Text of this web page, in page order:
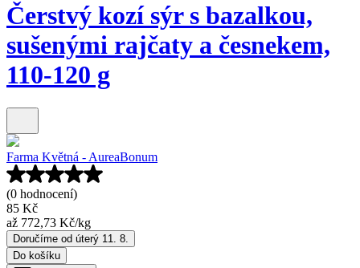
Čerstvý kozí sýr s bazalkou,
sušenými rajčaty a česnekem,
110-120 g
Farma Květná - AureaBonum
(0 hodnocení)
85 Kč
až 772,73 Kč/kg
Doručíme od úterý 11. 8.
Do košíku